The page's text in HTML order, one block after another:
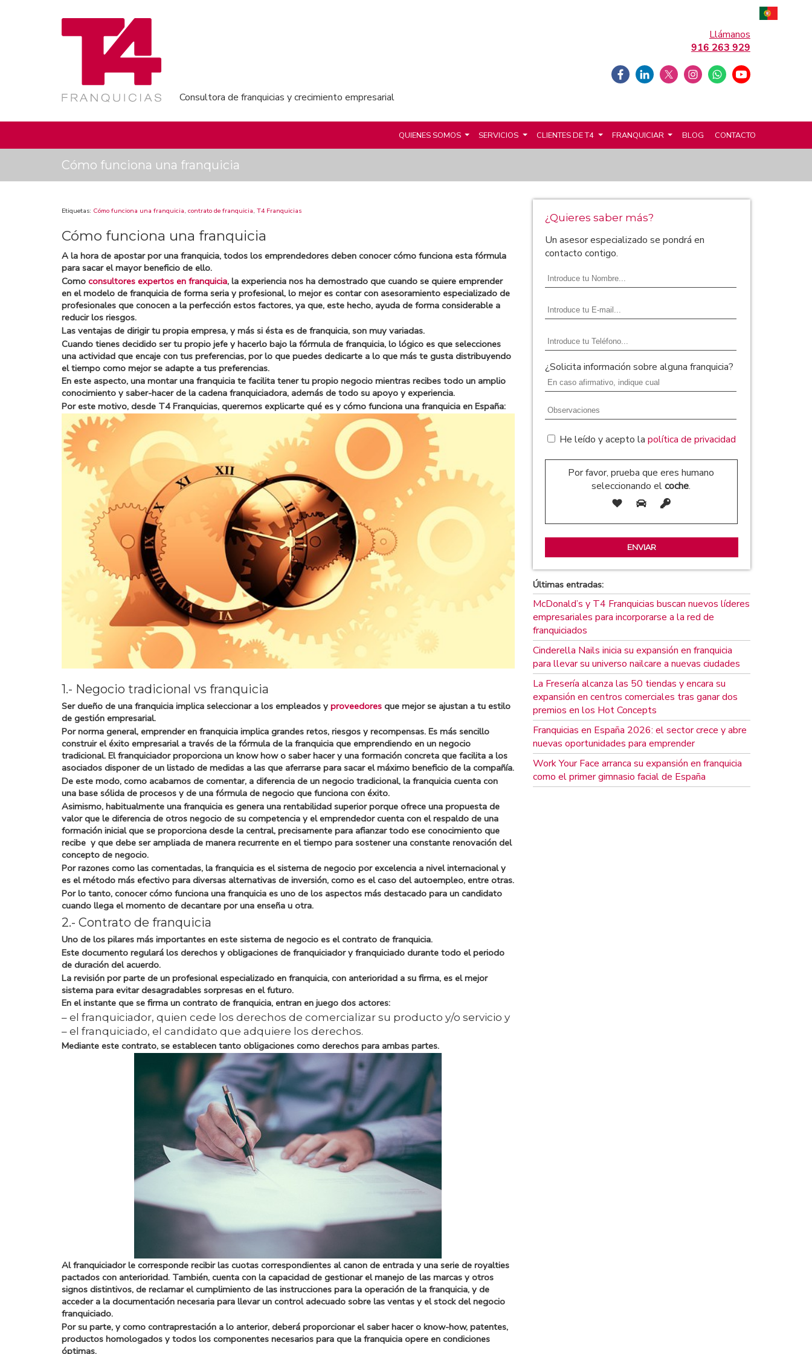
Consultora de franquicias y crecimiento empresarial
Llámanos
916 263 929
QUIENES SOMOS SERVICIOS CLIENTES DE T4 FRANQUICIAR BLOG CONTACTO
Cómo funciona una franquicia
Etiquetas: Cómo funciona una franquicia, contrato de franquicia, T4 Franquicias
Cómo funciona una franquicia
A la hora de apostar por una franquicia, todos los emprendedores deben conocer cómo funciona esta fórmula
para sacar el mayor beneficio de ello.
Como consultores expertos en franquicia, la experiencia nos ha demostrado que cuando se quiere emprender
en el modelo de franquicia de forma seria y profesional, lo mejor es contar con asesoramiento especializado de
profesionales que conocen a la perfección estos factores, ya que, este hecho, ayuda de forma considerable a
reducir los riesgos.
Las ventajas de dirigir tu propia empresa, y más si ésta es de franquicia, son muy variadas.
Cuando tienes decidido ser tu propio jefe y hacerlo bajo la fórmula de franquicia, lo lógico es que selecciones
una actividad que encaje con tus preferencias, por lo que puedes dedicarte a lo que más te gusta distribuyendo
el tiempo como mejor se adapte a tus preferencias.
En este aspecto, una montar una franquicia te facilita tener tu propio negocio mientras recibes todo un amplio
conocimiento y saber-hacer de la cadena franquiciadora, además de todo su apoyo y experiencia.
Por este motivo, desde T4 Franquicias, queremos explicarte qué es y cómo funciona una franquicia en España:
1.- Negocio tradicional vs franquicia
Ser dueño de una franquicia implica seleccionar a los empleados y proveedores que mejor se ajustan a tu estilo
de gestión empresarial.
Por norma general, emprender en franquicia implica grandes retos, riesgos y recompensas. Es más sencillo
construir el éxito empresarial a través de la fórmula de la franquicia que emprendiendo en un negocio
tradicional. El franquiciador proporciona un know how o saber hacer y una formación concreta que facilita a los
asociados disponer de un listado de medidas a las que aferrarse para sacar el máximo beneficio de la compañía.
De este modo, como acabamos de comentar, a diferencia de un negocio tradicional, la franquicia cuenta con
una base sólida de procesos y de una fórmula de negocio que funciona con éxito.
Asimismo, habitualmente una franquicia es genera una rentabilidad superior porque ofrece una propuesta de
valor que le diferencia de otros negocio de su competencia y el emprendedor cuenta con el respaldo de una
formación inicial que se proporciona desde la central, precisamente para afianzar todo ese conocimiento que
recibe y que debe ser ampliada de manera recurrente en el tiempo para sostener una constante renovación del
concepto de negocio.
Por razones como las comentadas, la franquicia es el sistema de negocio por excelencia a nivel internacional y
es el método más efectivo para diversas alternativas de inversión, como es el caso del autoempleo, entre otras.
Por lo tanto, conocercómo funciona una franquicia es uno de los aspectos más destacado para un candidato
cuando llega el momento de decantare por una enseña u otra.
2.- Contrato de franquicia
Uno de los pilares más importantes en este sistema de negocio es el contrato de franquicia.
Este documento regulará los derechos y obligaciones de franquiciador y franquiciado durante todo el periodo
de duración del acuerdo.
La revisión por parte de un profesional especializado en franquicia, con anterioridad a su firma, es el mejor
sistema para evitar desagradables sorpresas en el futuro.
En el instante que se firma un contrato de franquicia, entran en juego dos actores:
– el franquiciador, quien cede los derechos de comercializar su producto y/o servicio y
– el franquiciado, el candidato que adquiere los derechos.
Mediante este contrato, se establecen tanto obligaciones como derechos para ambas partes.
Al franquiciador le corresponde recibir las cuotas correspondientes al canon de entrada y una serie de royalties
pactados con anterioridad. También, cuenta con la capacidad de gestionar el manejo de las marcas y otros
signos distintivos, de reclamar el cumplimiento de las instrucciones para la operación de la franquicia, y de
acceder a la documentación necesaria para llevar un control adecuado sobre las ventas y el stock del negocio
franquiciado.
Por su parte, y como contraprestación a lo anterior, deberá proporcionar el saber hacer o know-how, patentes,
productos homologados y todos los componentes necesarios para que la franquicia opere en condiciones
óptimas.
¿Quieres saber más?
Un asesor especializado se pondrá en
contacto contigo.
¿Solicita información sobre alguna franquicia?
He leído y acepto la política de privacidad
Por favor, prueba que eres humano
seleccionando elcoche.
Últimas entradas:
McDonald’s y T4 Franquicias buscan nuevos líderes
empresariales para incorporarse a la red de
franquiciados
Cinderella Nails inicia su expansión en franquicia
para llevar su universo nailcare a nuevas ciudades
La Fresería alcanza las 50 tiendas y encara su
expansión en centros comerciales tras ganar dos
premios en los Hot Concepts
Franquicias en España 2026: el sector crece y abre
nuevas oportunidades para emprender
Work Your Face arranca su expansión en franquicia
como el primer gimnasio facial de España